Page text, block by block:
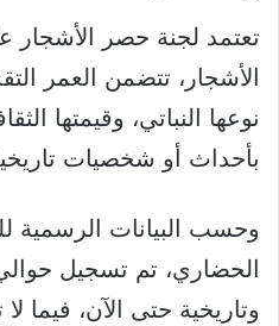
تعتمد لجنة حصر الأشجار
الأشجار، تتضمن العمر
نوعها النباتي، وقيمتها
بأحداث أو شخصيات
وحسب البيانات الرسمية
وتاريخية حتى الآن، فيما